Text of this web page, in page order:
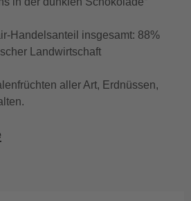
Handelsanteil insgesamt: 88%
Landwirtschaft
aller Art, Erdnüssen,